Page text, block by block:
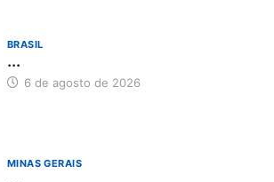
BRASIL
...
6 de agosto de 2026
MINAS GERAIS